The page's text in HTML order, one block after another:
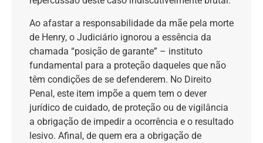
Ao afastar a responsabilidade da mãe pela morte
de Henry, o Judiciário ignorou a essência da
chamada “posição de garante” – instituto
fundamental para a proteção daqueles que não
têm condições de se defenderem. No Direito
Penal, este item impõe a quem tem o dever
jurídico de cuidado, de proteção ou de vigilância
a obrigação de impedir a ocorrência e o resultado
lesivo. Afinal, de quem era a obrigação de